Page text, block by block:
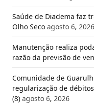
Saúde de Diadema faz
Olho Seco agosto 6, 2026
Manutenção realiza
razão da previsão de
Comunidade de
regularização de
(8) agosto 6, 2026